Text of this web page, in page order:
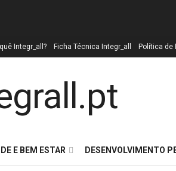
Integr_all? Ficha Técnica Integr_all Política de
E BEM ESTAR DESENVOLVIMENTO